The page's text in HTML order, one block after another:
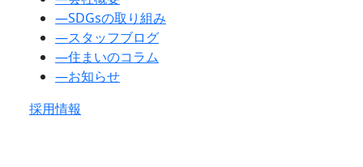
―SDGsの取り組み
―スタッフブログ
―住まいのコラム
―お知らせ
採用情報